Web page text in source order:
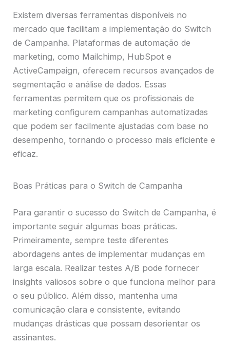
Existem diversas ferramentas disponíveis no
mercado que facilitam a implementação do Switch
de Campanha. Plataformas de automação de
marketing, como Mailchimp, HubSpot e
ActiveCampaign, oferecem recursos avançados de
segmentação e análise de dados. Essas
ferramentas permitem que os profissionais de
marketing configurem campanhas automatizadas
que podem ser facilmente ajustadas com base no
desempenho, tornando o processo mais eficiente e
eficaz.
Boas Práticas para o Switch de Campanha
Para garantir o sucesso do Switch de Campanha, é
importante seguir algumas boas práticas.
Primeiramente, sempre teste diferentes
abordagens antes de implementar mudanças em
larga escala. Realizar testes A/B pode fornecer
insights valiosos sobre o que funciona melhor para
o seu público. Além disso, mantenha uma
comunicação clara e consistente, evitando
mudanças drásticas que possam desorientar os
assinantes.